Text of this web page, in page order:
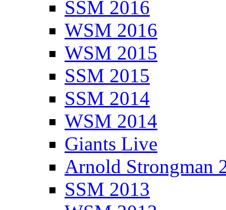
SSM 2016
WSM 2016
WSM 2015
SSM 2015
SSM 2014
WSM 2014
Giants Live
Arnold Strongman
SSM 2013